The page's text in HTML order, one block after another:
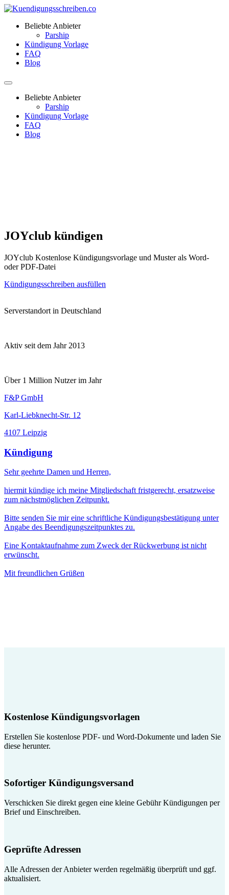
Beliebte Anbieter
Parship
Kündigung Vorlage
FAQ
Blog
Beliebte Anbieter
Parship
Kündigung Vorlage
FAQ
Blog
JOYclub kündigen
JOYclub Kostenlose Kündigungsvorlage und Muster als Word-
oder PDF-Datei
Kündigungsschreiben ausfüllen
Serverstandort in Deutschland
Aktiv seit dem Jahr 2013
Über 1 Million Nutzer im Jahr
F&P GmbH
Karl-Liebknecht-Str. 12
4107 Leipzig
Kündigung
Sehr geehrte Damen und Herren,
hiermit kündige ich meine Mitgliedschaft fristgerecht, ersatzweise
zum nächstmöglichen Zeitpunkt.
Bitte senden Sie mir eine schriftliche Kündigungsbestätigung unter
Angabe des Beendigungszeitpunktes zu.
Eine Kontaktaufnahme zum Zweck der Rückwerbung ist nicht
erwünscht.
Mit freundlichen Grüßen
Kostenlose Kündigungsvorlagen
Erstellen Sie kostenlose PDF- und Word-Dokumente und laden Sie
diese herunter.
Sofortiger Kündigungsversand
Verschicken Sie direkt gegen eine kleine Gebühr Kündigungen per
Brief und Einschreiben.
Geprüfte Adressen
Alle Adressen der Anbieter werden regelmäßig überprüft und ggf.
aktualisiert.